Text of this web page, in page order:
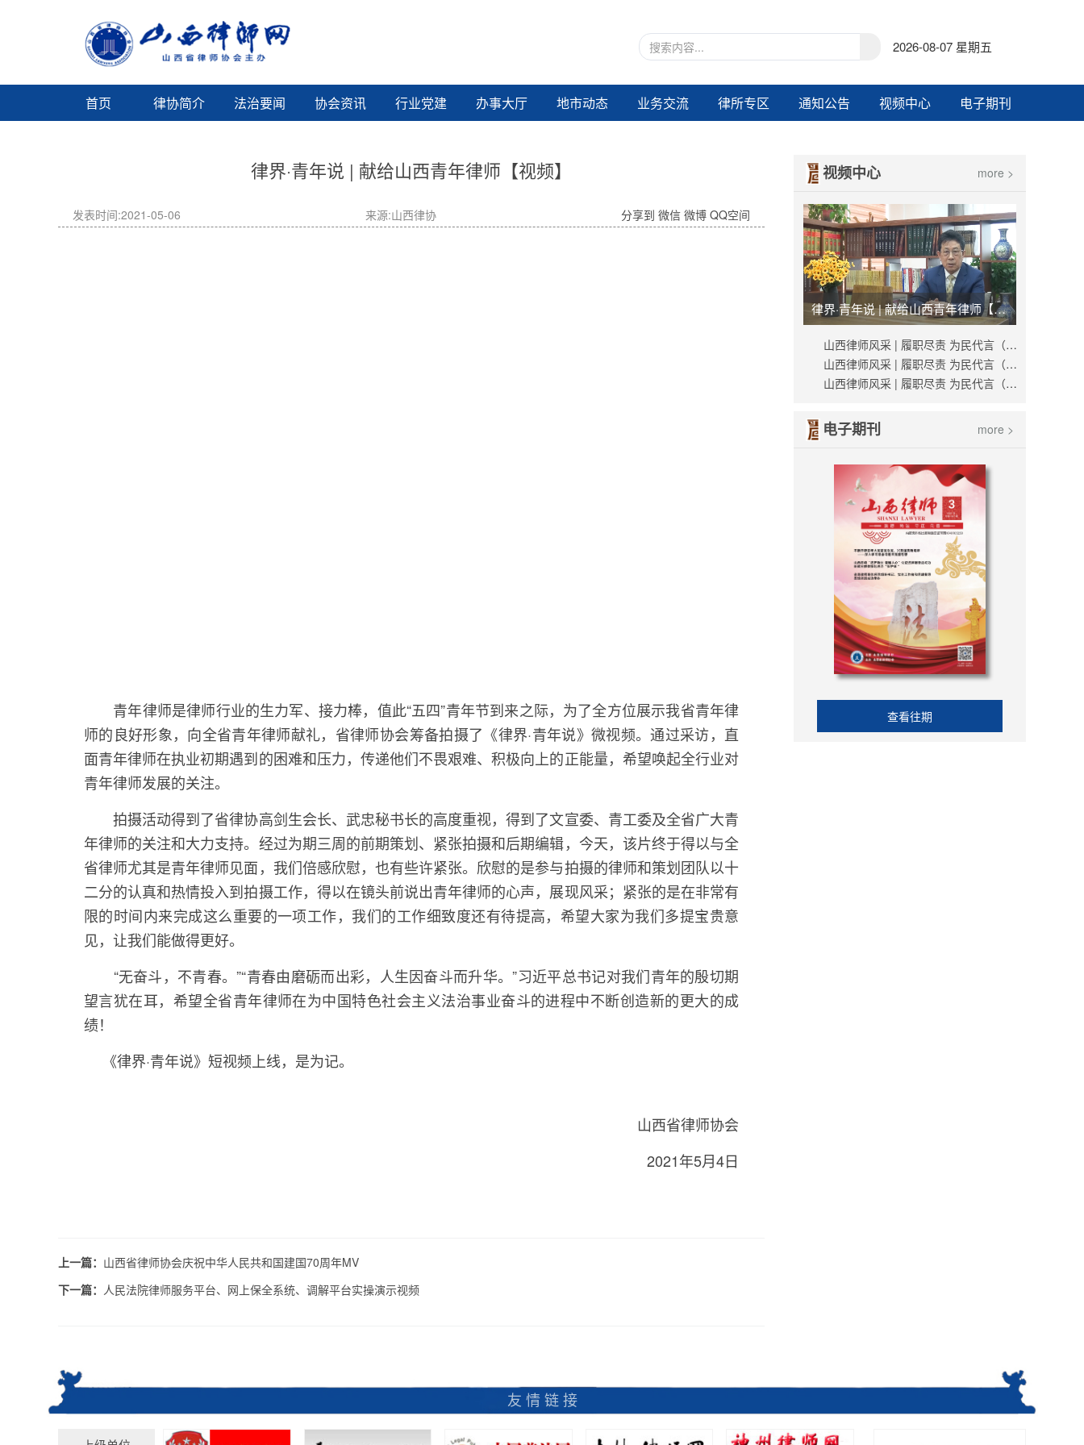
2026-08-07 星期五
首页 律协简介 法治要闻 协会资讯 行业党建 办事大厅 地市动态 业务交流 律所专区 通知公告 视频中心 电子期刊
律界·青年说 | 献给山西青年律师【视频】
发表时间:2021-05-06 来源:山西律协 分享到 微信 微博 QQ空间
青年律师是律师行业的生力军、接力棒，值此“五四”青年节到来之际，为了全方位展示我省青年律
师的良好形象，向全省青年律师献礼，省律师协会筹备拍摄了《律界·青年说》微视频。通过采访，直
面青年律师在执业初期遇到的困难和压力，传递他们不畏艰难、积极向上的正能量，希望唤起全行业对
青年律师发展的关注。
拍摄活动得到了省律协高剑生会长、武忠秘书长的高度重视，得到了文宣委、青工委及全省广大青
年律师的关注和大力支持。经过为期三周的前期策划、紧张拍摄和后期编辑，今天，该片终于得以与全
省律师尤其是青年律师见面，我们倍感欣慰，也有些许紧张。欣慰的是参与拍摄的律师和策划团队以十
二分的认真和热情投入到拍摄工作，得以在镜头前说出青年律师的心声，展现风采；紧张的是在非常有
限的时间内来完成这么重要的一项工作，我们的工作细致度还有待提高，希望大家为我们多提宝贵意
见，让我们能做得更好。
“无奋斗，不青春。”“青春由磨砺而出彩，人生因奋斗而升华。”习近平总书记对我们青年的殷切期
望言犹在耳，希望全省青年律师在为中国特色社会主义法治事业奋斗的进程中不断创造新的更大的成
绩！
《律界·青年说》短视频上线，是为记。
山西省律师协会
2021年5月4日
上一篇： 山西省律师协会庆祝中华人民共和国建国70周年MV
下一篇： 人民法院律师服务平台、网上保全系统、调解平台实操演示视频
视频中心 more >
律界·青年说 | 献给山西青年律师【视频】
山西律师风采 | 履职尽责 为民代言（秦峰）
山西律师风采 | 履职尽责 为民代言（薛世杰）
山西律师风采 | 履职尽责 为民代言（刘越）
电子期刊 more >
查看往期
友 情 链 接